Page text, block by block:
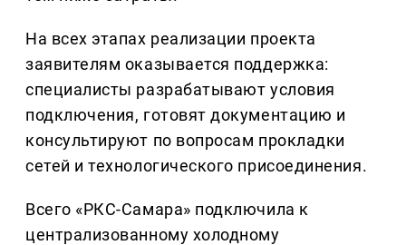
На всех этапах реализации проекта
заявителям оказывается поддержка:
специалисты разрабатывают условия
подключения, готовят документацию и
консультируют по вопросам прокладки
сетей и технологического присоединения.
Всего «РКС-Самара» подключила к
централизованному холодному